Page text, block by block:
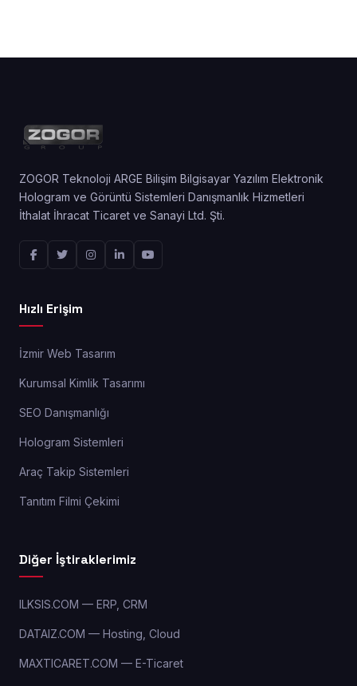
ZOGOR Teknoloji ARGE Bilişim Bilgisayar Yazılım Elektronik
Hologram ve Görüntü Sistemleri Danışmanlık Hizmetleri
İthalat İhracat Ticaret ve Sanayi Ltd. Şti.
Hızlı Erişim
İzmir Web Tasarım
Kurumsal Kimlik Tasarımı
SEO Danışmanlığı
Hologram Sistemleri
Araç Takip Sistemleri
Tanıtım Filmi Çekimi
Diğer İştiraklerimiz
ILKSIS.COM — ERP, CRM
DATAIZ.COM — Hosting, Cloud
MAXTICARET.COM — E-Ticaret